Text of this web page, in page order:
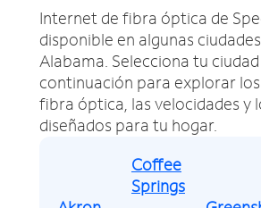
Internet de fibra óptica de
disponible en algunas
Alabama. Selecciona tu
continuación para explorar
fibra óptica, las velocidades y
diseñados para tu hogar.
Coffee
Springs